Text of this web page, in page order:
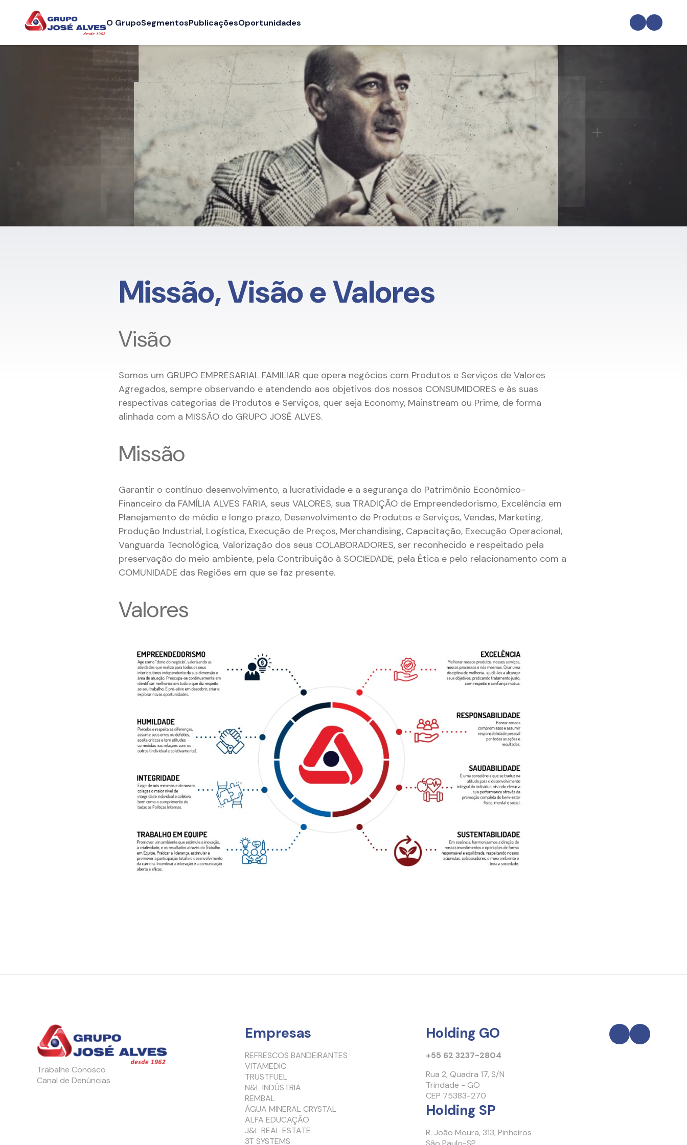
O GrupoSegmentosPublicaçõesOportunidades
Missão, Visão e Valores
Visão
Somos um GRUPO EMPRESARIAL FAMILIAR que opera negócios com Produtos e Serviços de Valores
Agregados, sempre observando e atendendo aos objetivos dos nossos CONSUMIDORES e às suas
respectivas categorias de Produtos e Serviços, quer seja Economy, Mainstream ou Prime, de forma
alinhada com a MISSÃO do GRUPO JOSÉ ALVES.
Missão
Garantir o contínuo desenvolvimento, a lucratividade e a segurança do Patrimônio Econômico-
Financeiro da FAMÍLIA ALVES FARIA, seus VALORES, sua TRADIÇÃO de Empreendedorismo, Excelência em
Planejamento de médio e longo prazo, Desenvolvimento de Produtos e Serviços, Vendas, Marketing,
Produção Industrial, Logística, Execução de Preços, Merchandising, Capacitação, Execução Operacional,
Vanguarda Tecnológica, Valorização dos seus COLABORADORES, ser reconhecido e respeitado pela
preservação do meio ambiente, pela Contribuição à SOCIEDADE, pela Ética e pelo relacionamento com a
COMUNIDADE das Regiões em que se faz presente.
Valores
Trabalhe Conosco
Canal de Denúncias
Empresas
REFRESCOS BANDEIRANTES
VITAMEDIC
TRUSTFUEL
N&L INDÚSTRIA
REMBAL
ÁGUA MINERAL CRYSTAL
ALFA EDUCAÇÃO
J&L REAL ESTATE
3T SYSTEMS
Holding GO
+55 62 3237-2804
Rua 2, Quadra 17, S/N
Trindade - GO
CEP 75383-270
Holding SP
R. João Moura, 313, Pinheiros